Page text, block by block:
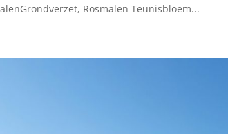
Rosmalen Teunisbloem...